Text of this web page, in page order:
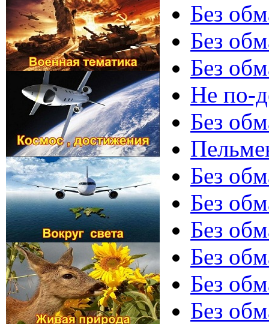
Без
Без
Без
Не по-
Без
Без
Без
Без
Без
Без
Без